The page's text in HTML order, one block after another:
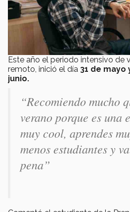
Este año el periodo intensivo de
remoto, inició el día 31 de mayo
junio.
“Recomiendo mucho
verano porque es una
muy cool, aprendes
menos estudiantes y
pena”